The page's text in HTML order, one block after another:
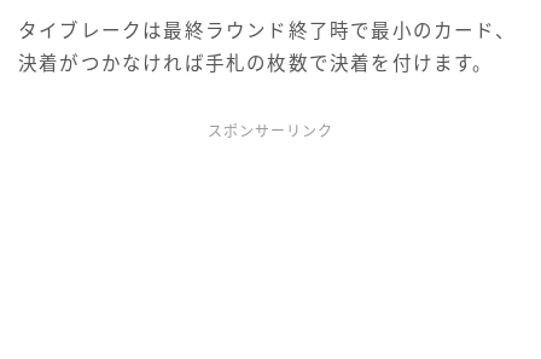
タイブレークは最終ラウンド終了時で最小のカード、
決着がつかなければ手札の枚数で決着を付けます。
スポンサーリンク